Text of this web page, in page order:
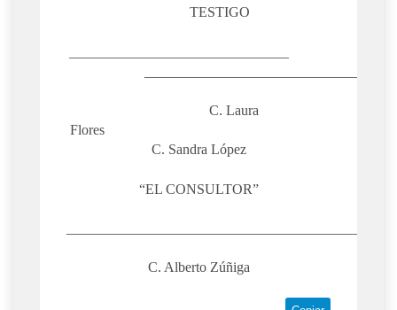
TESTIGO
C. Laura
Flores
C. Sandra López
“EL CONSULTOR”
C. Alberto Zúñiga